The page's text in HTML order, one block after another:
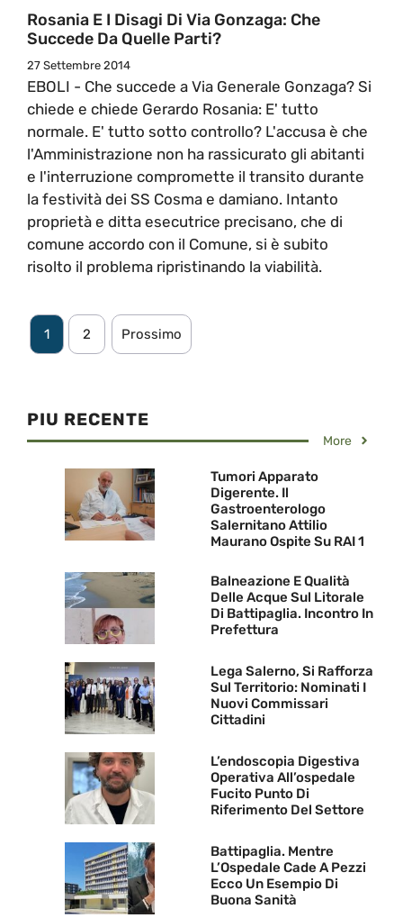
Rosania E I Disagi Di Via Gonzaga: Che
Succede Da Quelle Parti?
27 Settembre 2014
EBOLI - Che succede a Via Generale Gonzaga? Si
chiede e chiede Gerardo Rosania: E' tutto
normale. E' tutto sotto controllo? L'accusa è che
l'Amministrazione non ha rassicurato gli abitanti
e l'interruzione compromette il transito durante
la festività dei SS Cosma e damiano. Intanto
proprietà e ditta esecutrice precisano, che di
comune accordo con il Comune, si è subito
risolto il problema ripristinando la viabilità.
1 2 Prossimo
PIU RECENTE
More
Tumori Apparato
Digerente. Il
Gastroenterologo
Salernitano Attilio
Maurano Ospite Su RAI 1
Balneazione E Qualità
Delle Acque Sul Litorale
Di Battipaglia. Incontro In
Prefettura
Lega Salerno, Si Rafforza
Sul Territorio: Nominati I
Nuovi Commissari
Cittadini
L’endoscopia Digestiva
Operativa All’ospedale
Fucito Punto Di
Riferimento Del Settore
Battipaglia. Mentre
L’Ospedale Cade A Pezzi
Ecco Un Esempio Di
Buona Sanità